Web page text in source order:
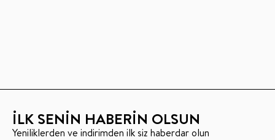
İLK SENİN HABERİN OLSUN
Yeniliklerden ve indirimden ilk siz haberdar olun